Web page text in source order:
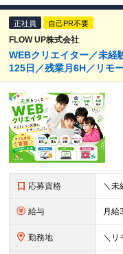
正社員 自己PR不要
FLOW UP株式会社
WEBクリエイター／未経
125日／残業月6H／リモ
応募資格
給与
勤務地